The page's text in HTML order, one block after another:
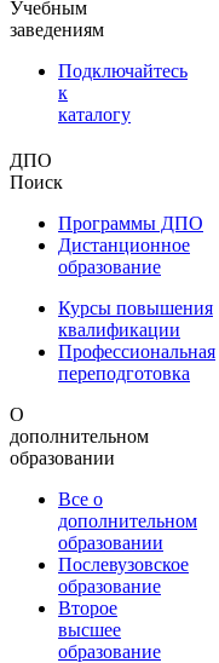
Учебным
заведениям
Подключайтесь
к
каталогу
ДПО
Поиск
Программы ДПО
Дистанционное
образование
Курсы повышения
квалификации
Профессиональная
переподготовка
О
дополнительном
образовании
Все о
дополнительном
образовании
Послевузовское
образование
Второе
высшее
образование